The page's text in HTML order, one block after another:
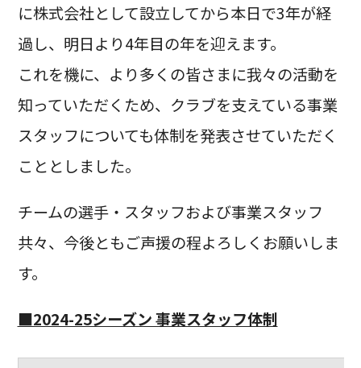
に株式会社として設立してから本日で3年が経
過し、明日より4年目の年を迎えます。
これを機に、より多くの皆さまに我々の活動を
知っていただくため、クラブを支えている事業
スタッフについても体制を発表させていただく
こととしました。
チームの選手・スタッフおよび事業スタッフ
共々、今後ともご声援の程よろしくお願いしま
す。
■2024-25シーズン 事業スタッフ体制